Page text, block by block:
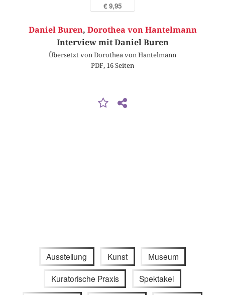
€ 9,95
Daniel Buren, Dorothea von Hantelmann
Interview mit Daniel Buren
Übersetzt von Dorothea von Hantelmann
PDF, 16 Seiten
Ausstellung Kunst Museum
Kuratorische Praxis Spektakel